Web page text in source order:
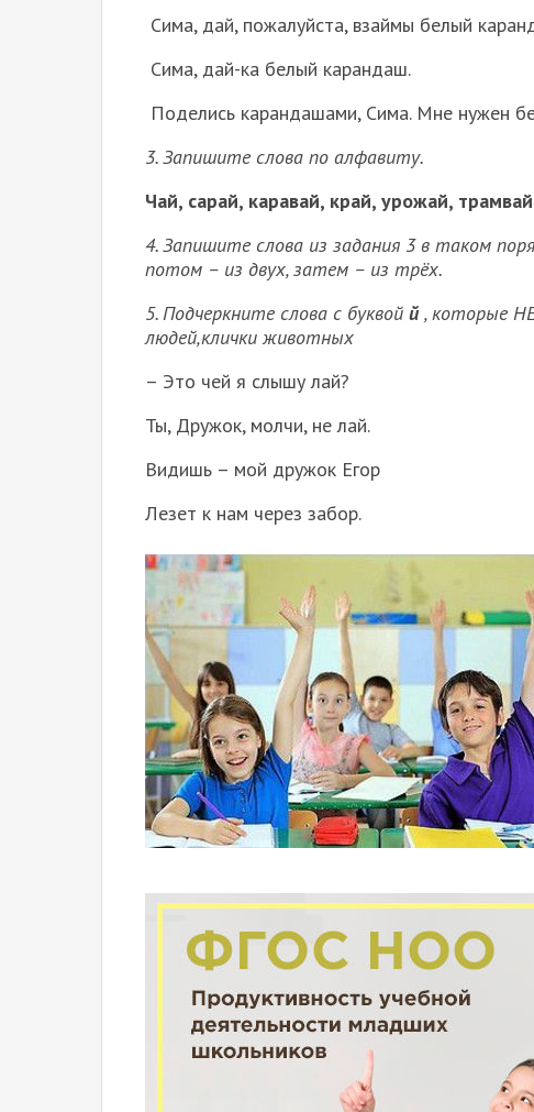
Сима, дай, пожалуйста, взаймы белый
⁭ Сима, дай-ка белый карандаш.
Поделись карандашами, Сима. Мне нужен
3. Запишите слова по алфавиту.
Чай, сарай, каравай, край, урожай,
4. Запишите слова из задания 3 в таком
потом – из двух, затем – из трёх.
5. Подчеркните слова с буквой й , которые
людей,клички животных
– Это чей я слышу лай?
Ты, Дружок, молчи, не лай.
Видишь – мой дружок Егор
Лезет к нам через забор.